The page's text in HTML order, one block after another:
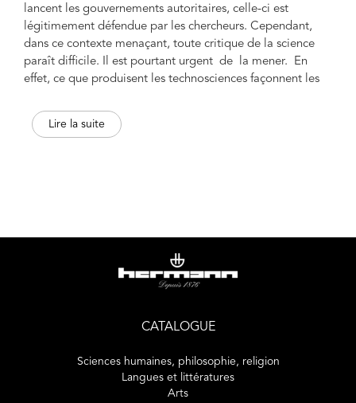
lancent les gouvernements autoritaires, celle-ci est
légitimement défendue par les chercheurs. Cependant,
dans ce contexte menaçant, toute critique de la science
paraît difficile. Il est pourtant urgent de la mener. En
effet, ce que produisent les technosciences façonnent les
tout-nucléaire, IA, pesticides, OGM, etc.). Pousser toujours
plus loin l’innovation scientifique n’est pas la solution mais
réactionnaire », et sans nuire à la connaissance ?
sortir de la puissance technique, industrielle et politique
analysent les débats contemporains et les ambiguïtés des
critiques actuelles des sciences. Ils envisagent une critique
radicale et raisonnée de la science, dans ses liens
Lire la suite
CATALOGUE
Sciences humaines, philosophie, religion
Langues et littératures
Arts